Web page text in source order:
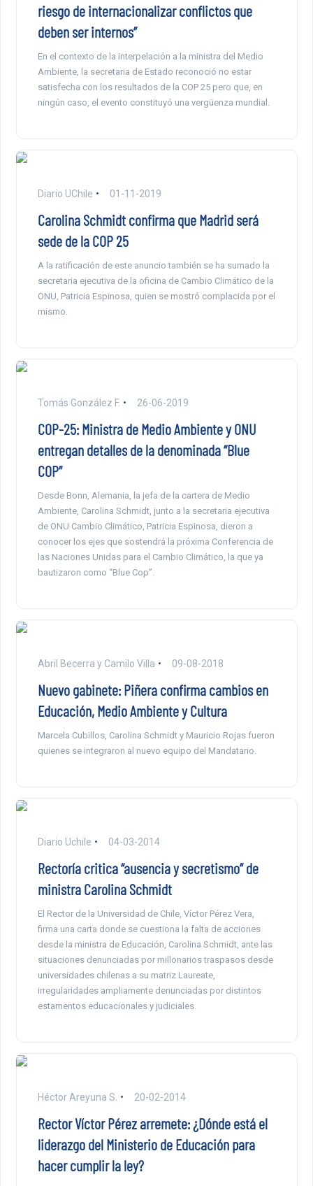
riesgo de internacionalizar conflictos que
deben ser internos”
En el contexto de la interpelación a la ministra del Medio
Ambiente, la secretaria de Estado reconoció no estar
satisfecha con los resultados de la COP 25 pero que, en
ningún caso, el evento constituyó una vergüenza mundial.
Diario UChile 01-11-2019
Carolina Schmidt confirma que Madrid será
sede de la COP 25
A la ratificación de este anuncio también se ha sumado la
secretaria ejecutiva de la oficina de Cambio Climático de la
ONU, Patricia Espinosa, quien se mostró complacida por el
mismo.
Tomás González F. 26-06-2019
COP-25: Ministra de Medio Ambiente y ONU
entregan detalles de la denominada “Blue
COP”
Desde Bonn, Alemania, la jefa de la cartera de Medio
Ambiente, Carolina Schmidt, junto a la secretaria ejecutiva
de ONU Cambio Climático, Patricia Espinosa, dieron a
conocer los ejes que sostendrá la próxima Conferencia de
las Naciones Unidas para el Cambio Climático, la que ya
bautizaron como “Blue Cop”.
Abril Becerra y Camilo Villa 09-08-2018
Nuevo gabinete: Piñera confirma cambios en
Educación, Medio Ambiente y Cultura
Marcela Cubillos, Carolina Schmidt y Mauricio Rojas fueron
quienes se integraron al nuevo equipo del Mandatario.
Diario Uchile 04-03-2014
Rectoría critica “ausencia y secretismo” de
ministra Carolina Schmidt
El Rector de la Universidad de Chile, Víctor Pérez Vera,
firma una carta donde se cuestiona la falta de acciones
desde la ministra de Educación, Carolina Schmidt, ante las
situaciones denunciadas por millonarios traspasos desde
universidades chilenas a su matriz Laureate,
irregularidades ampliamente denunciadas por distintos
estamentos educacionales y judiciales.
Héctor Areyuna S. 20-02-2014
Rector Víctor Pérez arremete: ¿Dónde está el
liderazgo del Ministerio de Educación para
hacer cumplir la ley?